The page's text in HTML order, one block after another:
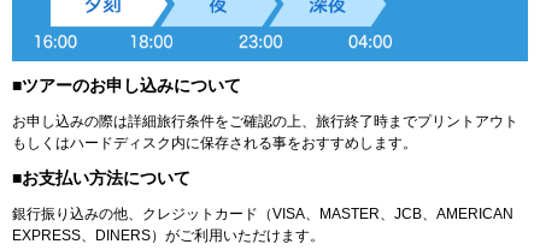
■ツアーのお申し込みについて
お申し込みの際は詳細旅行条件をご確認の上、旅行終了時までプリントアウト
もしくはハードディスク内に保存される事をおすすめします。
■お支払い方法について
銀行振り込みの他、クレジットカード（VISA、MASTER、JCB、AMERICAN
EXPRESS、DINERS）がご利用いただけます。